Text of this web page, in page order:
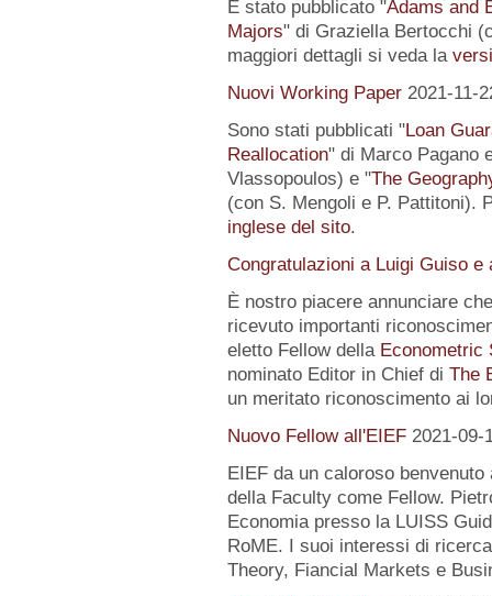
È stato pubblicato "Adams and
Majors" di Graziella Bertocchi
maggiori dettagli si veda la
Nuovi Working Paper 2021-11-
Sono stati pubblicati "Loan
Reallocation" di Marco Pagano
Vlassopoulos) e "The
(con S. Mengoli e P. Pattitoni).
inglese del sito.
Congratulazioni a Luigi Guiso e
È nostro piacere annunciare
ricevuto importanti
eletto Fellow della Econometric
nominato Editor in Chief di The
un meritato riconoscimento ai
Nuovo Fellow all'EIEF 2021-09-
EIEF da un caloroso
della Faculty come Fellow.
Economia presso la LUISS
RoME. I suoi interessi di
Theory, Fiancial Markets e